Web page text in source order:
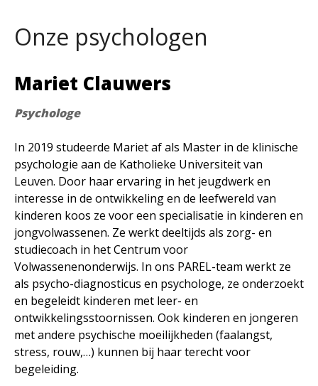
Onze psychologen
Mariet Clauwers
Psychologe
In 2019 studeerde Mariet af als Master in de klinische
psychologie aan de Katholieke Universiteit van
Leuven. Door haar ervaring in het jeugdwerk en
interesse in de ontwikkeling en de leefwereld van
kinderen koos ze voor een specialisatie in kinderen en
jongvolwassenen. Ze werkt deeltijds als zorg- en
studiecoach in het Centrum voor
Volwassenenonderwijs. In ons PAREL-team werkt ze
als psycho-diagnosticus en psychologe, ze onderzoekt
en begeleidt kinderen met leer- en
ontwikkelingsstoornissen. Ook kinderen en jongeren
met andere psychische moeilijkheden (faalangst,
stress, rouw,…) kunnen bij haar terecht voor
begeleiding.